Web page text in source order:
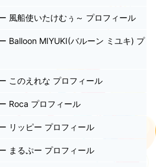
風船使いたけむぅ～ プロフィール
Balloon MIYUKI(バルーン ミユキ) プ
このえれな プロフィール
Roca プロフィール
リッピー プロフィール
まるぷー プロフィール